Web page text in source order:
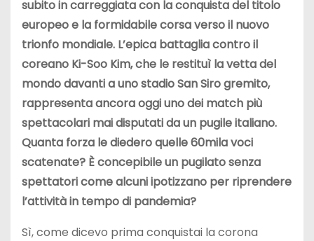
subito in carreggiata con la conquista del titolo
europeo e la formidabile corsa verso il nuovo
trionfo mondiale. L’epica battaglia contro il
coreano Ki-Soo Kim, che le restituì la vetta del
mondo davanti a uno stadio San Siro gremito,
rappresenta ancora oggi uno dei match più
spettacolari mai disputati da un pugile italiano.
Quanta forza le diedero quelle 60mila voci
scatenate? È concepibile un pugilato senza
spettatori come alcuni ipotizzano per riprendere
l’attività in tempo di pandemia?
Sì, come dicevo prima conquistai la corona